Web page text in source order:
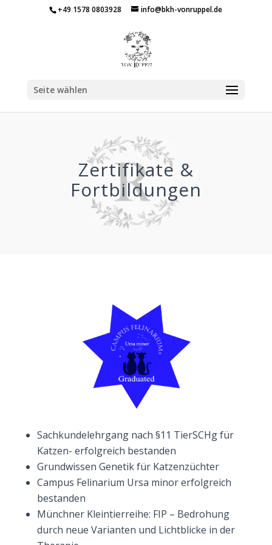
+49 1578 0803928 info@bkh-vonruppel.de
Seite wählen
Zertifikate &
Fortbildungen
Sachkundelehrgang nach §11 TierSCHg für
Katzen- erfolgreich bestanden
Grundwissen Genetik für Katzenzüchter
Campus Felinarium Ursa minor erfolgreich
bestanden
Münchner Kleintierreihe: FIP – Bedrohung
durch neue Varianten und Lichtblicke in der